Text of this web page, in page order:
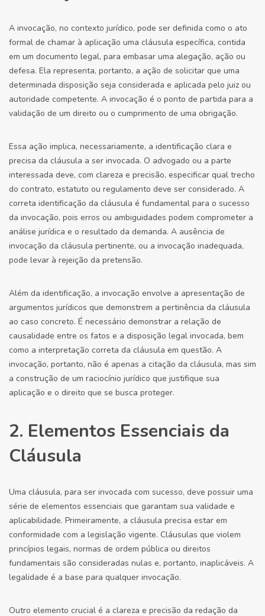
A invocação, no contexto jurídico, pode ser definida como o ato
formal de chamar à aplicação uma cláusula específica, contida
em um documento legal, para embasar uma alegação, ação ou
defesa. Ela representa, portanto, a ação de solicitar que uma
determinada disposição seja considerada e aplicada pelo juiz ou
autoridade competente. A invocação é o ponto de partida para a
validação de um direito ou o cumprimento de uma obrigação.
Essa ação implica, necessariamente, a identificação clara e
precisa da cláusula a ser invocada. O advogado ou a parte
interessada deve, com clareza e precisão, especificar qual trecho
do contrato, estatuto ou regulamento deve ser considerado. A
correta identificação da cláusula é fundamental para o sucesso
da invocação, pois erros ou ambiguidades podem comprometer a
análise jurídica e o resultado da demanda. A ausência de
invocação da cláusula pertinente, ou a invocação inadequada,
pode levar à rejeição da pretensão.
Além da identificação, a invocação envolve a apresentação de
argumentos jurídicos que demonstrem a pertinência da cláusula
ao caso concreto. É necessário demonstrar a relação de
causalidade entre os fatos e a disposição legal invocada, bem
como a interpretação correta da cláusula em questão. A
invocação, portanto, não é apenas a citação da cláusula, mas sim
a construção de um raciocínio jurídico que justifique sua
aplicação e o direito que se busca proteger.
2. Elementos Essenciais da
Cláusula
Uma cláusula, para ser invocada com sucesso, deve possuir uma
série de elementos essenciais que garantam sua validade e
aplicabilidade. Primeiramente, a cláusula precisa estar em
conformidade com a legislação vigente. Cláusulas que violem
princípios legais, normas de ordem pública ou direitos
fundamentais são consideradas nulas e, portanto, inaplicáveis. A
legalidade é a base para qualquer invocação.
Outro elemento crucial é a clareza e precisão da redação da